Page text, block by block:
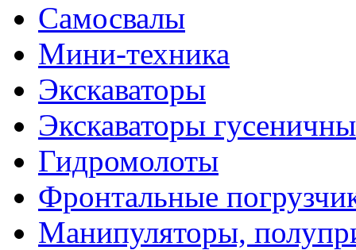
Самосвалы
Мини-техника
Экскаваторы
Экскаваторы
Гидромолоты
Фронтальные
Манипуляторы,